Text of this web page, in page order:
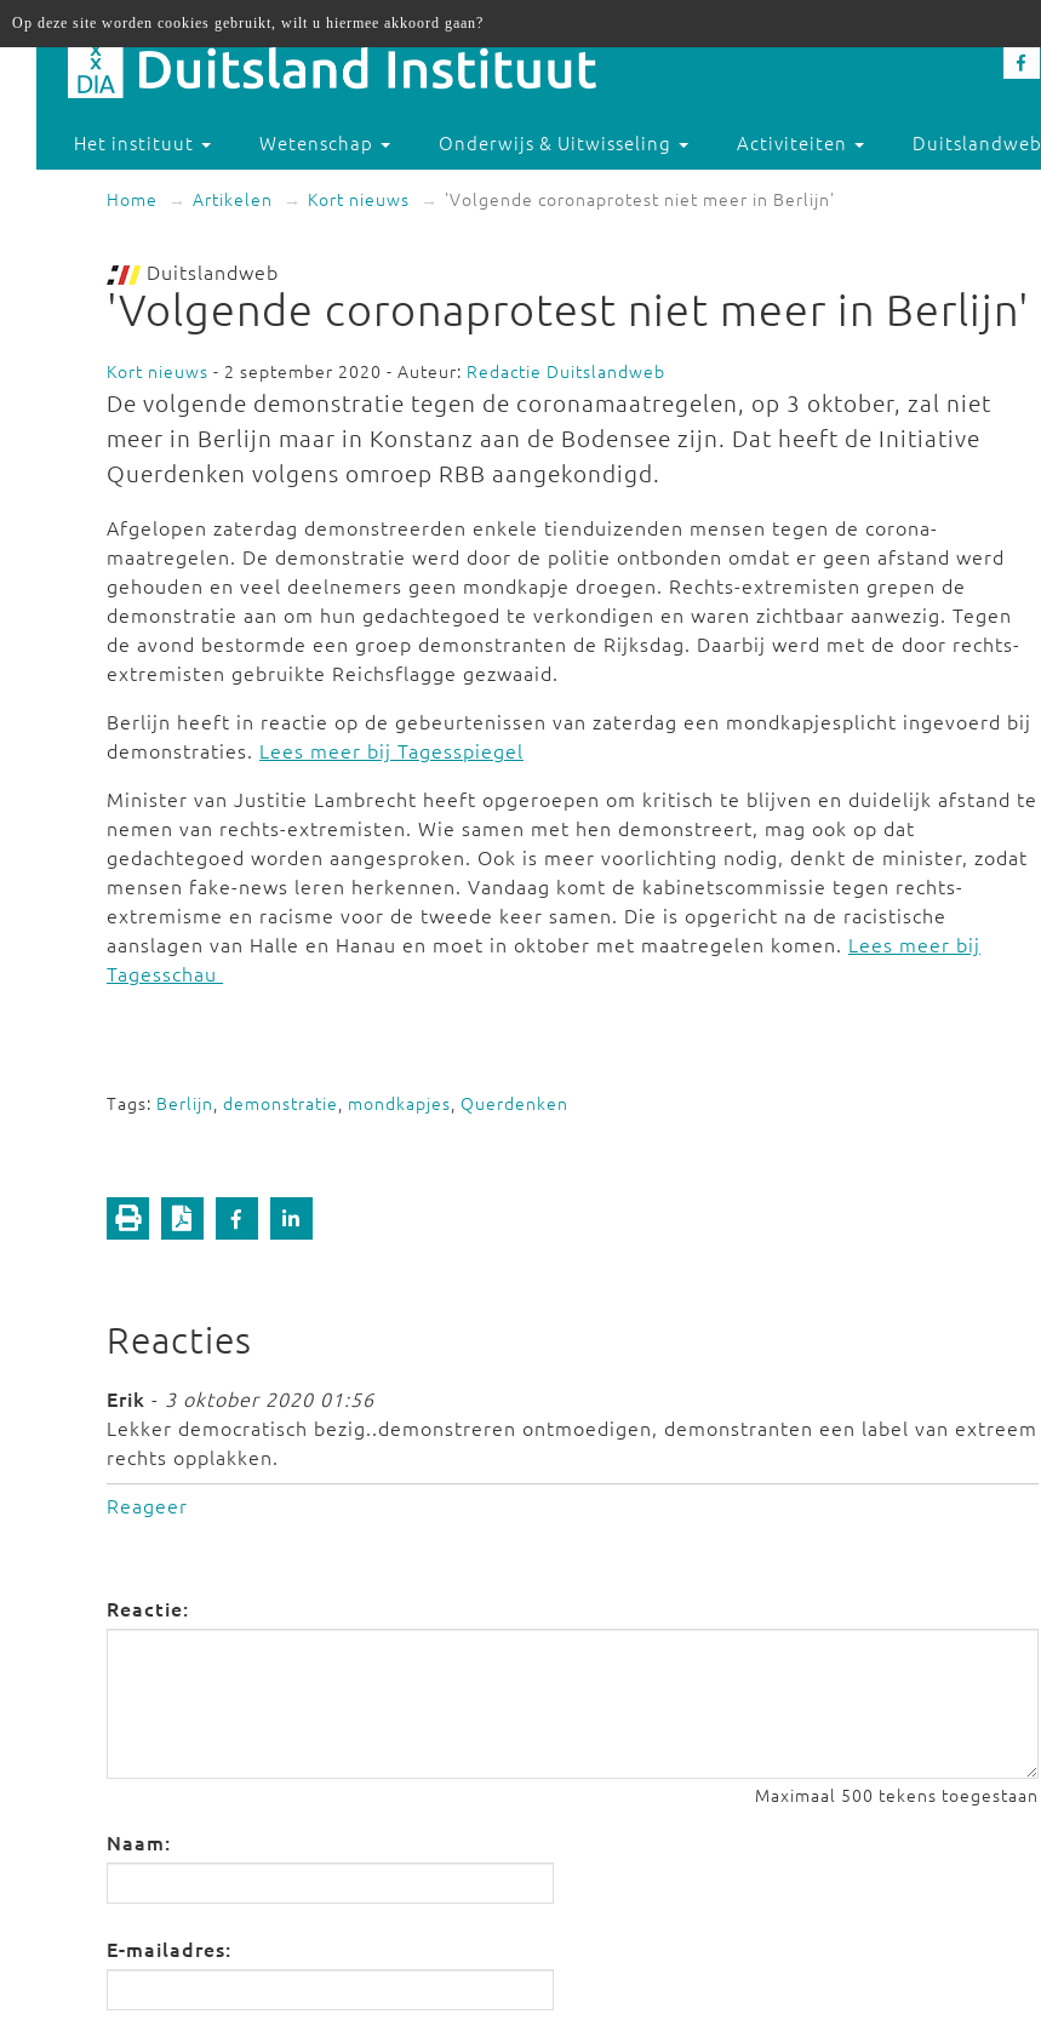
Het instituut Wetenschap Onderwijs & Uitwisseling Activiteiten Duitslandweb
Home Artikelen Kort nieuws 'Volgende coronaprotest niet meer in Berlijn'
Duitslandweb
'Volgende coronaprotest niet meer in Berlijn'
Kort nieuws - 2 september 2020 - Auteur: Redactie Duitslandweb
De volgende demonstratie tegen de coronamaatregelen, op 3 oktober, zal niet
meer in Berlijn maar in Konstanz aan de Bodensee zijn. Dat heeft de Initiative
Querdenken volgens omroep RBB aangekondigd.
Afgelopen zaterdag demonstreerden enkele tienduizenden mensen tegen de corona-
maatregelen. De demonstratie werd door de politie ontbonden omdat er geen afstand werd
gehouden en veel deelnemers geen mondkapje droegen. Rechts-extremisten grepen de
demonstratie aan om hun gedachtegoed te verkondigen en waren zichtbaar aanwezig. Tegen
de avond bestormde een groep demonstranten de Rijksdag. Daarbij werd met de door rechts-
extremisten gebruikte Reichsflagge gezwaaid.
Berlijn heeft in reactie op de gebeurtenissen van zaterdag een mondkapjesplicht ingevoerd bij
demonstraties. Lees meer bij Tagesspiegel
Minister van Justitie Lambrecht heeft opgeroepen om kritisch te blijven en duidelijk afstand te
nemen van rechts-extremisten. Wie samen met hen demonstreert, mag ook op dat
gedachtegoed worden aangesproken. Ook is meer voorlichting nodig, denkt de minister, zodat
mensen fake-news leren herkennen. Vandaag komt de kabinetscommissie tegen rechts-
extremisme en racisme voor de tweede keer samen. Die is opgericht na de racistische
aanslagen van Halle en Hanau en moet in oktober met maatregelen komen. Lees meer bij
Tagesschau
Tags: Berlijn, demonstratie, mondkapjes, Querdenken
Reacties
Erik - 3 oktober 2020 01:56
Lekker democratisch bezig..demonstreren ontmoedigen, demonstranten een label van extreem
rechts opplakken.
Reageer
Reactie:
Maximaal 500 tekens toegestaan
Naam:
E-mailadres:
Op deze site worden cookies gebruikt, wilt u hiermee akkoord gaan?